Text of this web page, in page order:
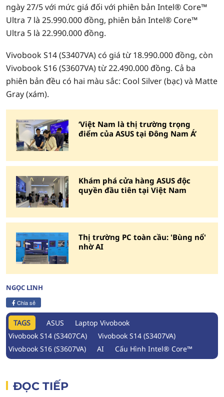
ngày 27/5 với mức giá đối với phiên bản Intel® Core™
Ultra 7 là 25.990.000 đồng, phiên bản Intel® Core™
Ultra 5 là 22.990.000 đồng.
Vivobook S14 (S3407VA) có giá từ 18.990.000 đồng, còn
Vivobook S16 (S3607VA) từ 22.490.000 đồng. Cả ba
phiên bản đều có hai màu sắc: Cool Silver (bạc) và Matte
Gray (xám).
‘Việt Nam là thị trường trọng
điểm của ASUS tại Đông Nam Á’
Khám phá cửa hàng ASUS độc
quyền đầu tiên tại Việt Nam
Thị trường PC toàn cầu: 'Bùng nổ'
nhờ AI
NGỌC LINH
Chia sẻ
TAGS ASUS
Laptop Vivobook
Vivobook S14 (S3407CA)
Vivobook S14 (S3407VA)
Vivobook S16 (S3607VA)
AI Cấu Hình Intel® Core™
ĐỌC TIẾP